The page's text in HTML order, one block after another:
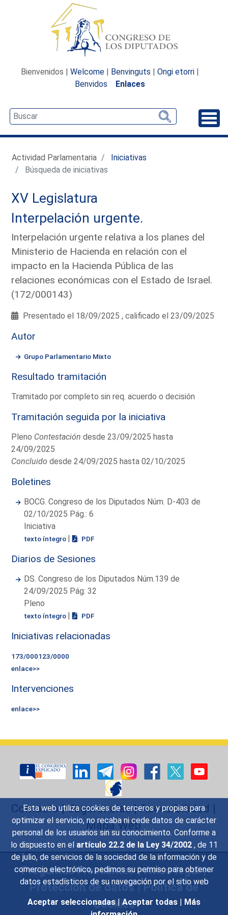
Esta web utiliza cookies de terceros y propias para
optimizar el servicio, no recaba ni cede datos de carácter
personal de los usuarios sin su conocimiento. Conforme a
lo dispuesto en el artículo 22.2 de la Ley 34/2002 , de 11
de julio, de servicios de la sociedad de la información y de
comercio electrónico, pedimos su permiso para obtener
datos estadísticos de su navegación por el sitio web
Aceptar seleccionadas | Aceptar todas | Más
Bienvenidos | Welcome | Benvinguts | Ongi etorri |
Benvidos
Enlaces
Actividad Parlamentaria
Iniciativas
Búsqueda de iniciativas
XV Legislatura
Interpelación urgente.
Interpelación urgente relativa a los planes del
Ministerio de Hacienda en relación con el
impacto en la Hacienda Pública de las
relaciones económicas con el Estado de Israel.
(172/000143)
Presentado el 18/09/2025 , calificado el 23/09/2025
Autor
Grupo Parlamentario Mixto
Resultado tramitación
Tramitado por completo sin req. acuerdo o decisión
Tramitación seguida por la iniciativa
Pleno Contestación desde 23/09/2025 hasta
24/09/2025
Concluido desde 24/09/2025 hasta 02/10/2025
Boletines
BOCG. Congreso de los Diputados Núm. D-403 de
02/10/2025 Pág.: 6
Iniciativa
texto íntegro | PDF
Diarios de Sesiones
DS. Congreso de los Diputados Núm.139 de
24/09/2025 Pág: 32
Pleno
texto íntegro | PDF
Iniciativas relacionadas
173/000123/0000
enlace>>
Intervenciones
enlace>>
Contacto|Sugerencias|Accesibilidad |
Mapa Web
Preguntas Frecuentes|Aviso legal|
Protección de datos|Política de
Cookies